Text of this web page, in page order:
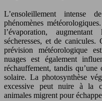
L’ensoleillement intense
phénomènes
l’évaporation,
sécheresses, et de
prévision météorologique
nuages est également
réchauffement, tandis qu’une
solaire. La photosynthèse
excessive peut nuire à la
animales migrent pour